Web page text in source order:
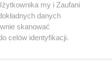
Instagram Youtube
my i Zaufani
danych
skanować
celów identyfikacji.